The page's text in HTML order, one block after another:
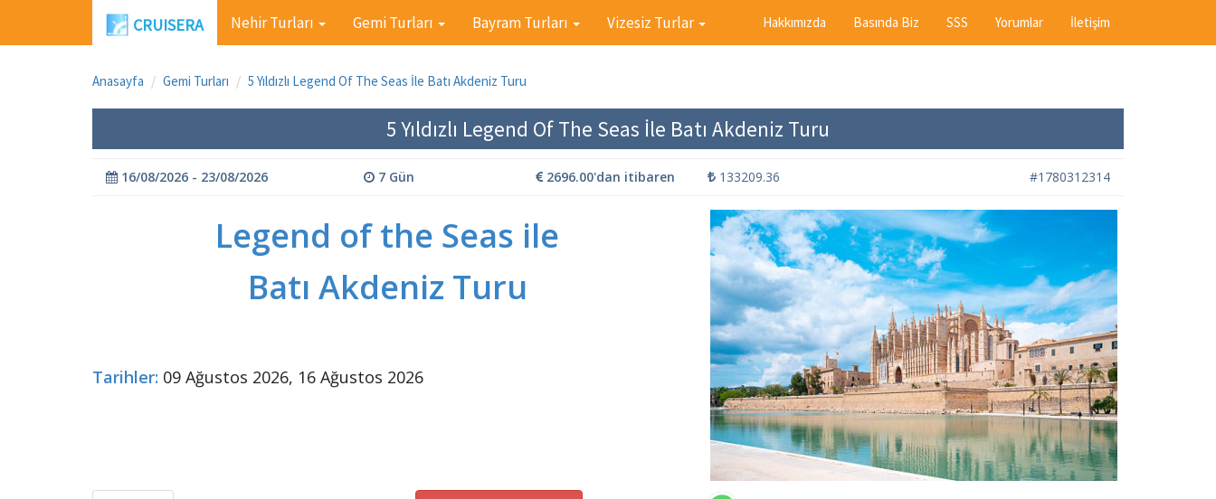
CRUISERA Nehir Turları Gemi Turları Bayram Turları Vizesiz Turlar Hakkımızda Basında Biz SSS Yorumlar İletişim
Anasayfa Gemi Turları 5 Yıldızlı Legend Of The Seas İle Batı Akdeniz Turu
5 Yıldızlı Legend Of The Seas İle Batı Akdeniz Turu
16/08/2026 - 23/08/2026 7 Gün 2696.00'dan itibaren 133209.36 #1780312314
Legend of the Seas ile
Batı Akdeniz Turu
Tarihler: 09 Ağustos 2026, 16 Ağustos 2026